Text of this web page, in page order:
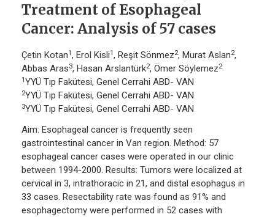
Treatment of Esophageal
Cancer: Analysis of 57 cases
Çetin Kotan1, Erol Kisli1, Reşit Sönmez2, Murat Aslan2,
Abbas Aras3, Hasan Arslantürk2, Ömer Söylemez2
1YYÜ Tıp Fakütesi, Genel Cerrahi ABD- VAN
2YYÜ Tıp Fakütesi, Genel Cerrahi ABD- VAN
3YYÜ Tıp Fakütesi, Genel Cerrahi ABD- VAN
Aim: Esophageal cancer is frequently seen
gastrointestinal cancer in Van region. Method: 57
esophageal cancer cases were operated in our clinic
between 1994-2000. Results: Tumors were localized at
cervical in 3, intrathoracic in 21, and distal esophagus in
33 cases. Resectability rate was found as 91% and
esophagectomy were performed in 52 cases with